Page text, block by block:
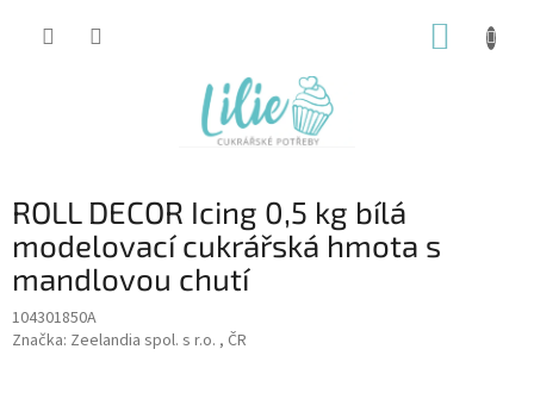
ROLL DECOR Icing 0,5 kg bílá
modelovací cukrářská hmota s
mandlovou chutí
104301850A
Značka: Zeelandia spol. s r.o. , ČR